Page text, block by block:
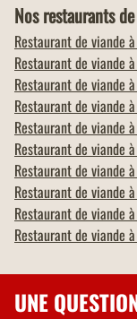
Nos restaurants
Restaurant de viande à
Restaurant de viande à
Restaurant de viande à
Restaurant de viande à
Restaurant de viande à
Restaurant de viande à
Restaurant de viande à
Restaurant de viande à
Restaurant de viande à
Restaurant de viande à
UNE